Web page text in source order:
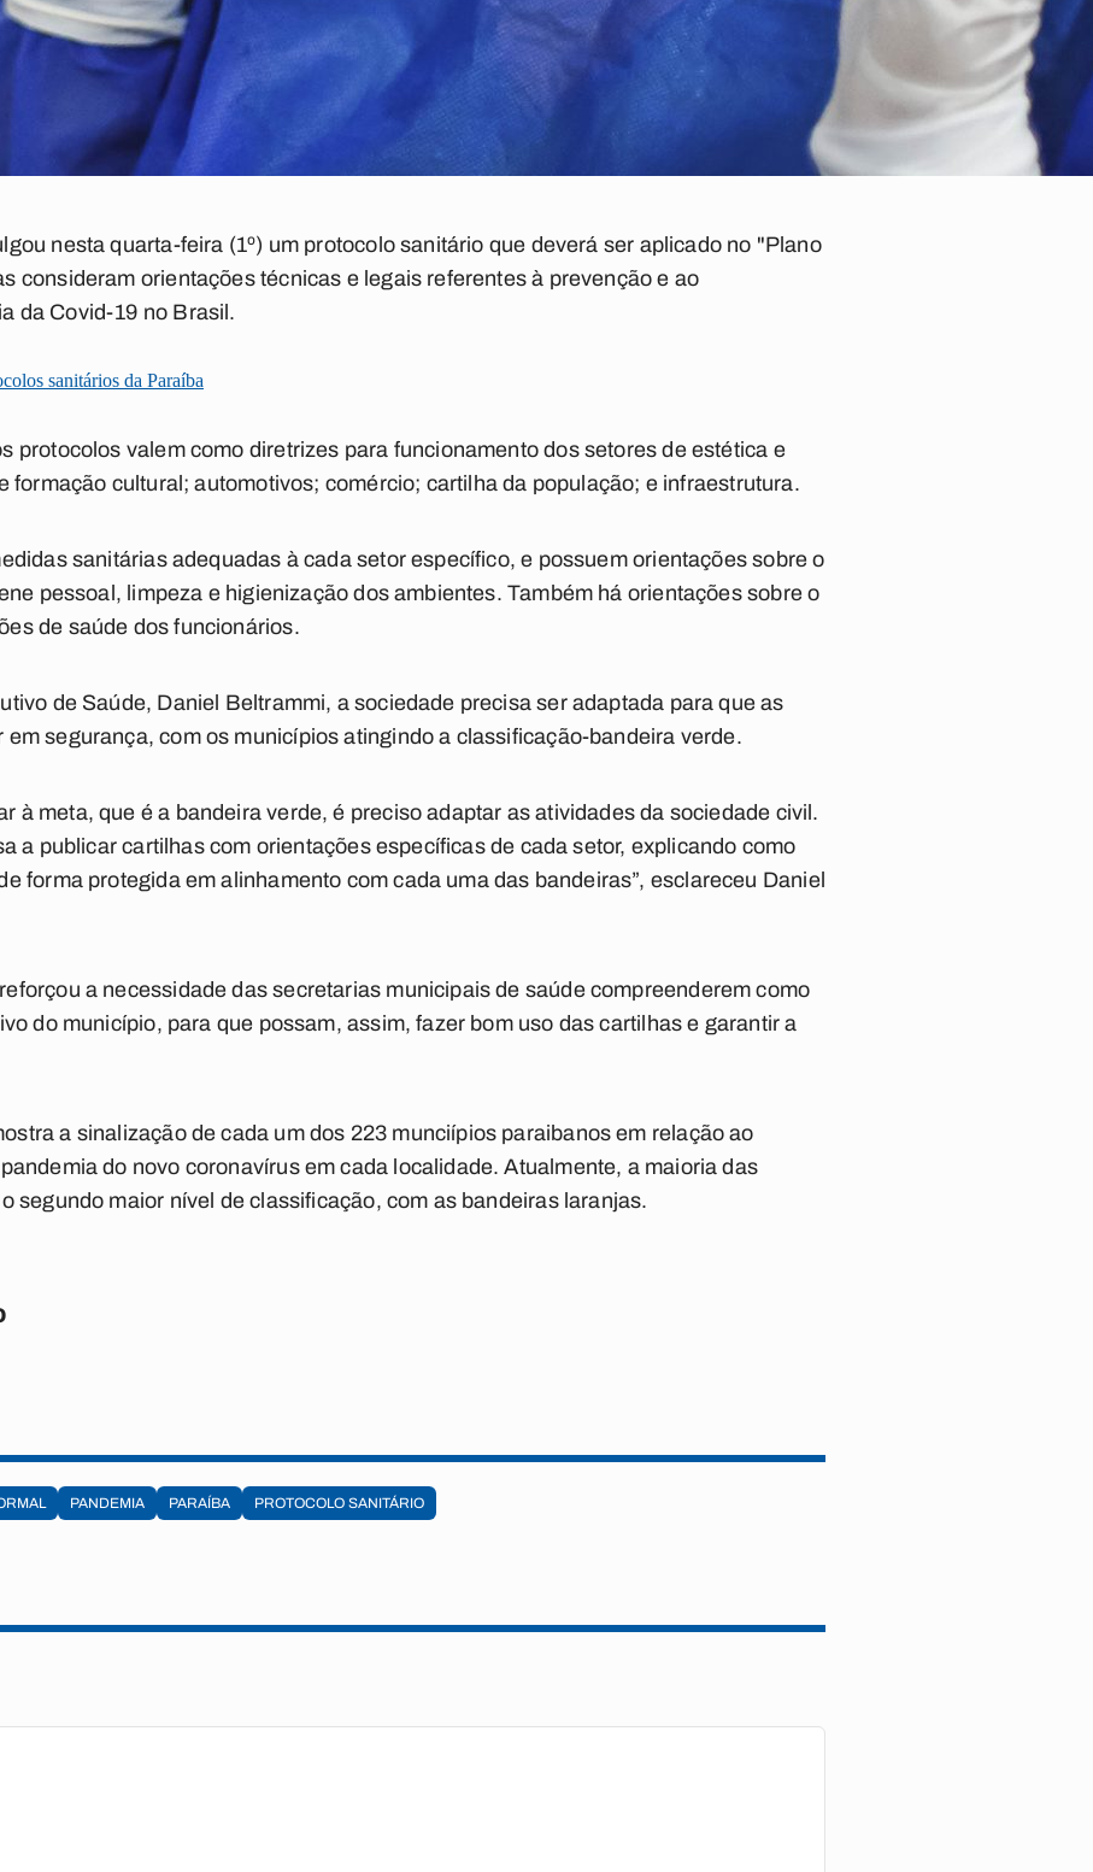
nesta quarta-feira (1º) um protocolo sanitário que deverá ser aplicado no "Plano
consideram orientações técnicas e legais referentes à prevenção e ao
da Covid-19 no Brasil.
sanitários da Paraíba
protocolos valem como diretrizes para funcionamento dos setores de estética e
formação cultural; automotivos; comércio; cartilha da população; e infraestrutura.
sanitárias adequadas à cada setor específico, e possuem orientações sobre o
pessoal, limpeza e higienização dos ambientes. Também há orientações sobre o
de saúde dos funcionários.
de Saúde, Daniel Beltrammi, a sociedade precisa ser adaptada para que as
segurança, com os municípios atingindo a classificação-bandeira verde.
à meta, que é a bandeira verde, é preciso adaptar as atividades da sociedade civil.
a publicar cartilhas com orientações específicas de cada setor, explicando como
forma protegida em alinhamento com cada uma das bandeiras”, esclareceu Daniel
a necessidade das secretarias municipais de saúde compreenderem como
do município, para que possam, assim, fazer bom uso das cartilhas e garantir a
a sinalização de cada um dos 223 munciípios paraibanos em relação ao
do novo coronavírus em cada localidade. Atualmente, a maioria das
segundo maior nível de classificação, com as bandeiras laranjas.
PANDEMIA PARAÍBA PROTOCOLO SANITÁRIO